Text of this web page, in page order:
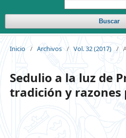
Buscar
Inicio / Archivos / Vol. 32 (2017) /
Sedulio a la luz de
tradición y razones